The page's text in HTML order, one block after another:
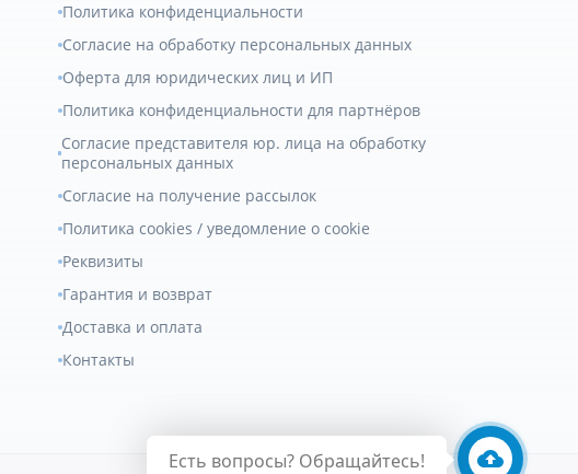
Есть вопросы? Обращайтесь!
Политика конфиденциальности
Согласие на обработку персональных данных
Оферта для юридических лиц и ИП
Политика конфиденциальности для партнёров
Согласие представителя юр. лица на обработку
персональных данных
Согласие на получение рассылок
Политика cookies / уведомление о cookie
Реквизиты
Гарантия и возврат
Доставка и оплата
Контакты